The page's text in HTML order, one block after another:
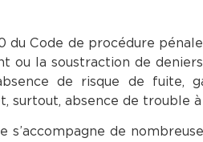
du Code de procédure
ou la soustraction de
de risque de fuite,
surtout, absence de trouble à
de